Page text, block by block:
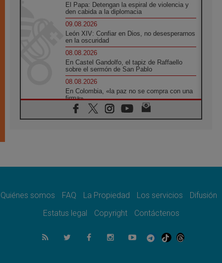
El Papa: Detengan la espiral de violencia y
den cabida a la diplomacia
09.08.2026
León XIV: Confiar en Dios, no desesperarnos
en la oscuridad
08.08.2026
En Castel Gandolfo, el tapiz de Raffaello
sobre el sermón de San Pablo
08.08.2026
En Colombia, «la paz no se compra con una
firma»
08.08.2026
En Venezuela celebraron los 416 años del
08.08.2026
07.08.2026
se convierte en diócesis
Honduras: Los desplazados invisibles de una
crisis olvidada
Quiénes somos FAQ La Propiedad Los servicios
Difusión
Estatus legal
Copyright Contáctenos